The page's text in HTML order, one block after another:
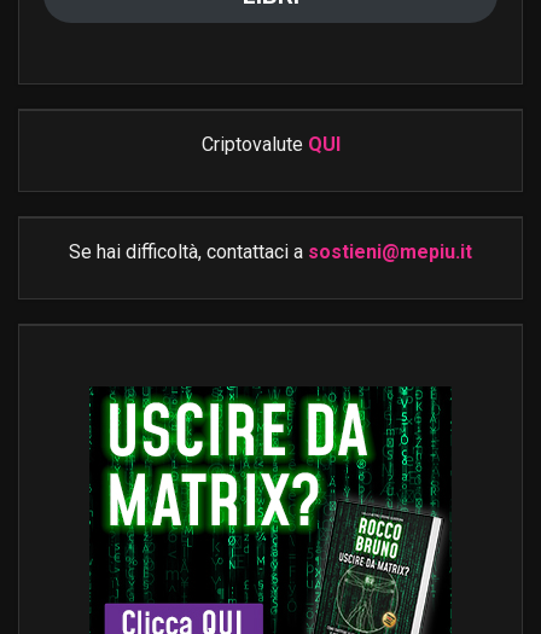
Criptovalute QUI
Se hai difficoltà, contattaci a sostieni@mepiu.it